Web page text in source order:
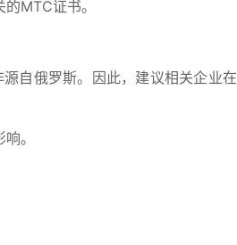
MTC证书。
自俄罗斯。因此，建议相关企业在
。